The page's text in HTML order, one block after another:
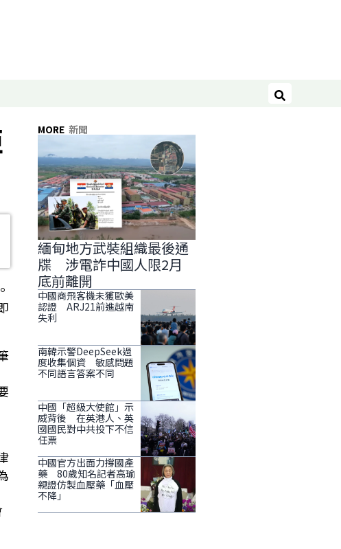
搜尋
MORE 新聞
緬甸地方武裝組織最後通
牒 涉電詐中國人限2月
底前離開
中國商飛客機未獲歐美
認證 ARJ21前進越南
失利
南韓示警DeepSeek過
度收集個資 敏感問題
不同語言答案不同
中國「超級大使館」示
威背後 在英港人、英
國國民對中共投下不信
任票
中國官方出面力撐國產
藥 80歲知名記者高瑜
親證仿製血壓藥「血壓
不降」